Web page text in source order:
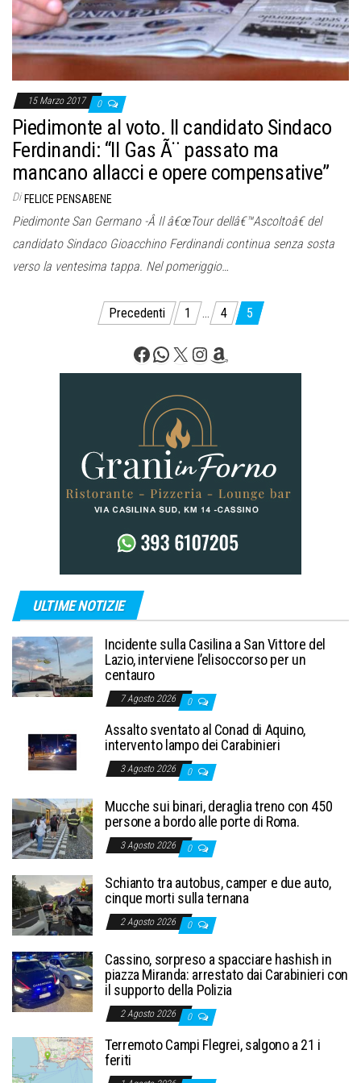
15 Marzo 2017 0
Piedimonte al voto. Il candidato Sindaco
Ferdinandi: “Il Gas Ã¨ passato ma
mancano allacci e opere compensative”
Di FELICE PENSABENE
Piedimonte San Germano -Â Il â€œTour dellâ€™Ascoltoâ€ del
candidato Sindaco Gioacchino Ferdinandi continua senza sosta
verso la ventesima tappa. Nel pomeriggio…
Paginazione
articoli
Precedenti 1 … 4 5
Facebook
WhatsApp
X Instagram
Amazon
ULTIME NOTIZIE
Incidente sulla Casilina a San Vittore del
Lazio, interviene l’elisoccorso per un
centauro
7 Agosto 2026 0
Assalto sventato al Conad di Aquino,
intervento lampo dei Carabinieri
3 Agosto 2026 0
Mucche sui binari, deraglia treno con 450
persone a bordo alle porte di Roma.
3 Agosto 2026 0
Schianto tra autobus, camper e due auto,
cinque morti sulla ternana
2 Agosto 2026 0
Cassino, sorpreso a spacciare hashish in
piazza Miranda: arrestato dai Carabinieri con
il supporto della Polizia
2 Agosto 2026 0
Terremoto Campi Flegrei, salgono a 21 i
feriti